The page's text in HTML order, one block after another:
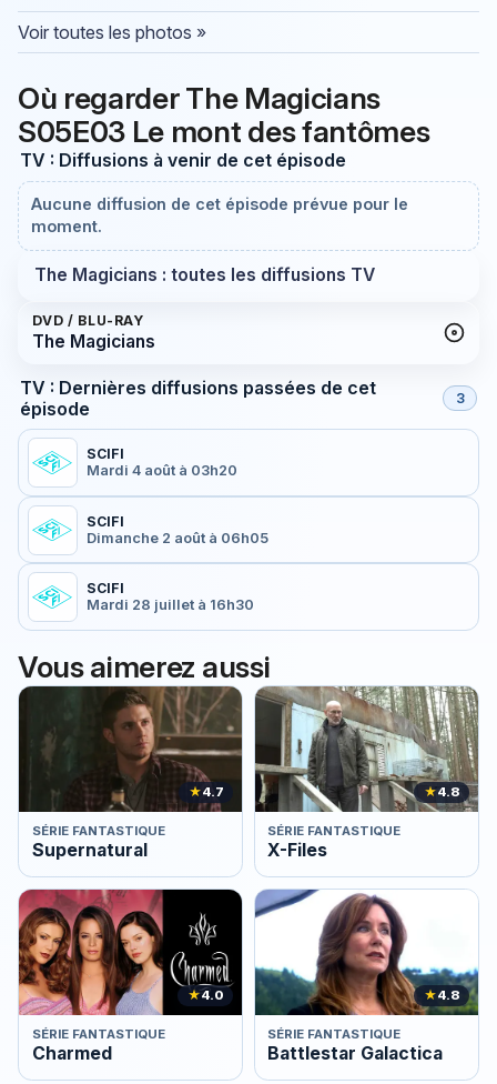
Voir toutes les photos »
Où regarder The Magicians
S05E03 Le mont des fantômes
TV : Diffusions à venir de cet épisode
Aucune diffusion de cet épisode prévue pour le
moment.
The Magicians : toutes les diffusions TV
DVD / BLU-RAY
The Magicians
TV : Dernières diffusions passées de cet
épisode
3
SCIFI
Mardi 4 août à 03h20
SCIFI
Dimanche 2 août à 06h05
SCIFI
Mardi 28 juillet à 16h30
Vous aimerez aussi
★4.7
SÉRIE FANTASTIQUE
Supernatural
★4.8
SÉRIE FANTASTIQUE
X-Files
★4.0
SÉRIE FANTASTIQUE
Charmed
★4.8
SÉRIE FANTASTIQUE
Battlestar Galactica